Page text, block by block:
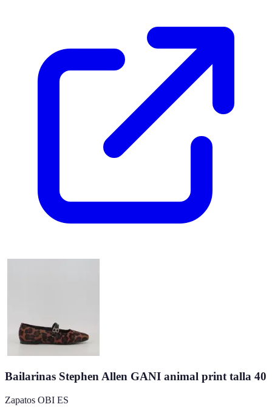
Bailarinas Stephen Allen GANI animal print talla 40
Zapatos OBI ES